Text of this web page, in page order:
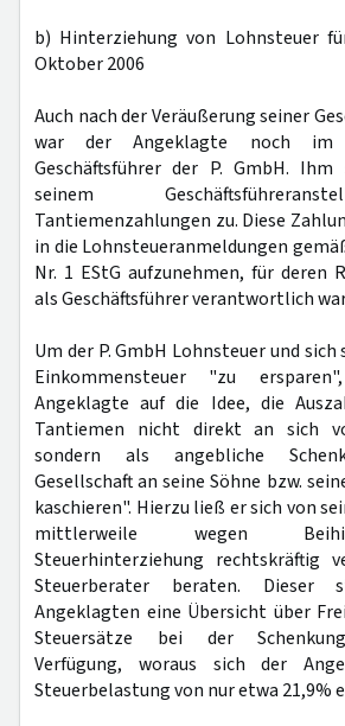
b) Hinterziehung von Lohnsteuer
Oktober 2006
Auch nach der Veräußerung seiner
war der Angeklagte noch im
Geschäftsführer der P. GmbH. Ihm
seinem
Tantiemenzahlungen zu. Diese
in die Lohnsteueranmeldungen
Nr. 1 EStG aufzunehmen, für deren
als Geschäftsführer verantwortlich
Um der P. GmbH Lohnsteuer und
Einkommensteuer "zu
Angeklagte auf die Idee, die
Tantiemen nicht direkt an sich
sondern als angebliche
Gesellschaft an seine Söhne bzw.
kaschieren". Hierzu ließ er sich von
mittlerweile wegen
Steuerhinterziehung rechtskräftig
Steuerberater beraten. Dieser
Angeklagten eine Übersicht über
Steuersätze bei der
Verfügung, woraus sich der
Steuerbelastung von nur etwa 21,9%